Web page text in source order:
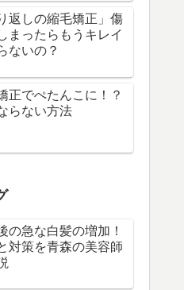
返しの縮毛矯正」傷
まったらもうキレイ
ないの？
正でぺたんこに！？
らない方法
の急な白髪の増加！
対策を青森の美容師